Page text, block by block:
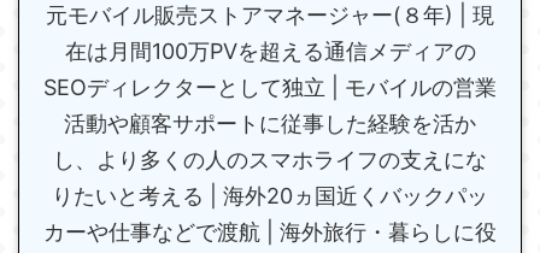
元モバイル販売ストアマネージャー(８年) | 現
在は月間100万PVを超える通信メディアの
SEOディレクターとして独立 | モバイルの営業
活動や顧客サポートに従事した経験を活か
し、より多くの人のスマホライフの支えにな
りたいと考える | 海外20ヵ国近くバックパッ
カーや仕事などで渡航 | 海外旅行・暮らしに役